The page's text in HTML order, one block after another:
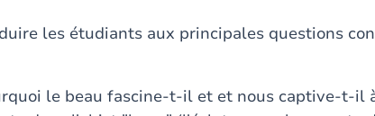
les étudiants aux principales questions
le beau fascine-t-il et et nous captive-t-il